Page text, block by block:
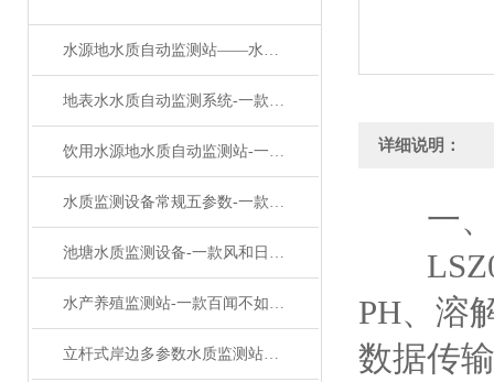
水源地水质自动监测站——水质在线监测系统：让每一滴水质数据都实时可溯
地表水水质自动监测系统-一款覆雨翻云的太阳能水质在线监测设备#2023已更新
饮用水源地水质自动监测站-一款实力在线的水质监测预警系统设备#2023已更新
水质监测设备常规五参数-一款心旷神怡的水质快速监测设备#2023已更新
池塘水质监测设备-一款风和日丽的多参数水质在线监测设备#2023已更新
水产养殖监测站-一款百闻不如一见的水质监测站#2023已更新
立杆式岸边多参数水质监测站：守护碧水的“智能哨兵”
详细说明：
一、
LSZ04
PH、溶
数据传